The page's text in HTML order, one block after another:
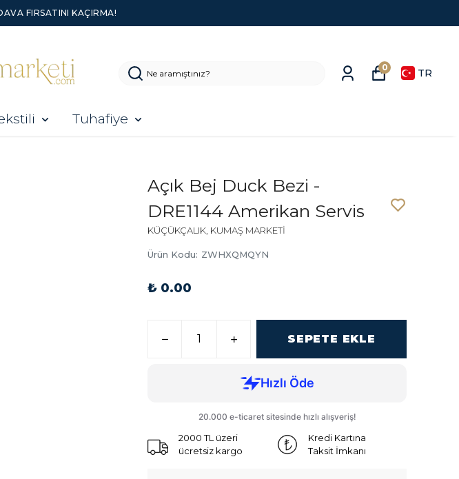
FIRSATINI KAÇIRMA!
Tuhafiye
0 TR
Açık Bej Duck Bezi -
DRE1144 Amerikan Servis
KÜÇÜKÇALIK, KUMAŞ MARKETİ
Ürün Kodu: ZWHXQMQYN
₺ 0.00
SEPETE EKLE
2000 TL üzeri
ücretsiz kargo
Kredi Kartına
Taksit İmkanı